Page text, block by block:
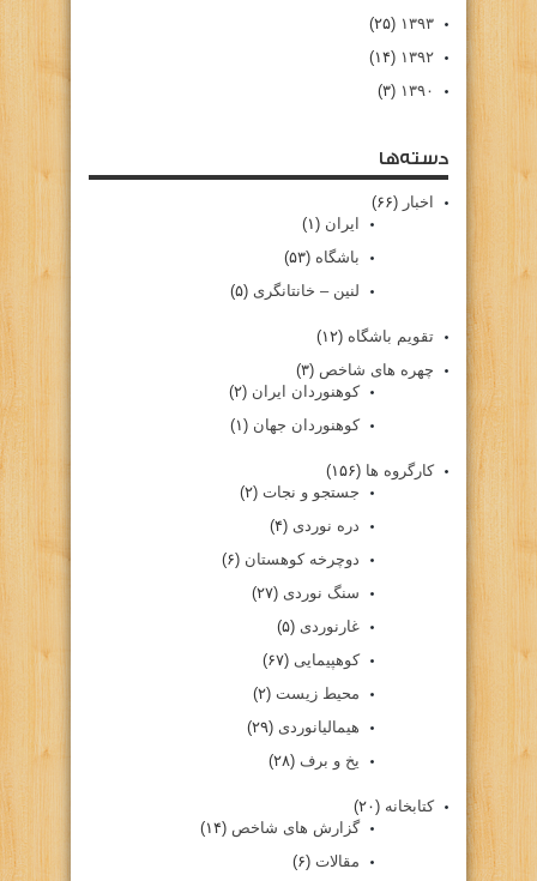
۱۳۹۳ (۲۵)
۱۳۹۲ (۱۴)
۱۳۹۰ (۳)
دسته‌ها
اخبار (۶۶)
ایران (۱)
باشگاه (۵۳)
لنین – خانتانگری (۵)
تقویم باشگاه (۱۲)
چهره های شاخص (۳)
کوهنوردان ایران (۲)
کوهنوردان جهان (۱)
کارگروه ها (۱۵۶)
جستجو و نجات (۲)
دره نوردی (۴)
دوچرخه کوهستان (۶)
سنگ نوردی (۲۷)
غارنوردی (۵)
کوهپیمایی (۶۷)
محیط زیست (۲)
هیمالیانوردی (۲۹)
یخ و برف (۲۸)
کتابخانه (۲۰)
گزارش های شاخص (۱۴)
مقالات (۶)